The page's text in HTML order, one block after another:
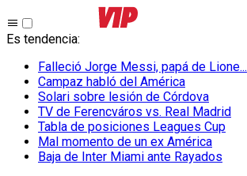
Es tendencia:
Falleció Jorge Messi, papá de Lione...
Campaz habló del América
Solari sobre lesión de Córdova
TV de Ferencváros vs. Real Madrid
Tabla de posiciones Leagues Cup
Mal momento de un ex América
Baja de Inter Miami ante Rayados